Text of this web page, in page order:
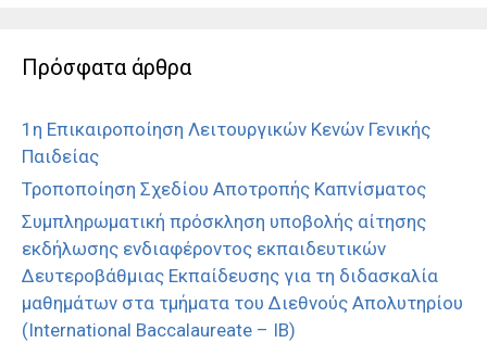
Πρόσφατα άρθρα
1η Επικαιροποίηση Λειτουργικών Κενών Γενικής
Παιδείας
Τροποποίηση Σχεδίου Αποτροπής Καπνίσματος
Συμπληρωματική πρόσκληση υποβολής αίτησης
εκδήλωσης ενδιαφέροντος εκπαιδευτικών
Δευτεροβάθμιας Εκπαίδευσης για τη διδασκαλία
μαθημάτων στα τμήματα του Διεθνούς Απολυτηρίου
(International Baccalaureate – IB)